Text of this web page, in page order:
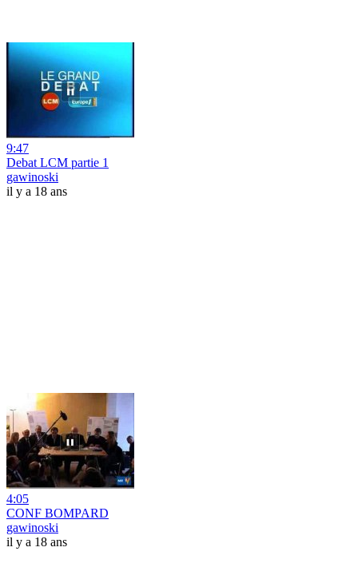
9:47
Debat LCM partie 1
gawinoski
il y a 18 ans
4:05
CONF BOMPARD
gawinoski
il y a 18 ans